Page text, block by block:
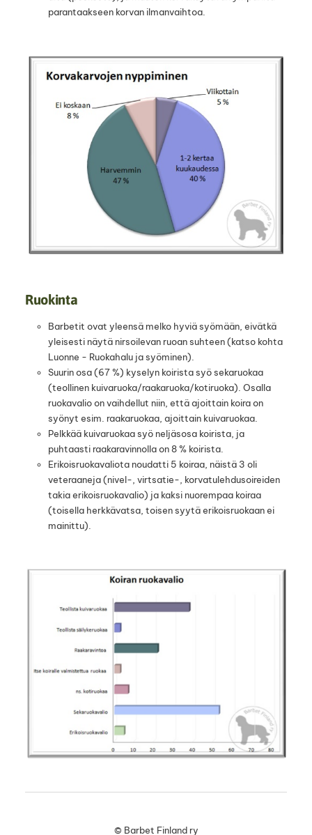
parantaakseen korvan ilmanvaihtoa.
Ruokinta
Barbetit ovat yleensä melko hyviä syömään, eivätkä
yleisesti näytä nirsoilevan ruoan suhteen (katso kohta
Luonne - Ruokahalu ja syöminen).
Suurin osa (67 %) kyselyn koirista syö sekaruokaa
(teollinen kuivaruoka/raakaruoka/kotiruoka). Osalla
ruokavalio on vaihdellut niin, että ajoittain koira on
syönyt esim. raakaruokaa, ajoittain kuivaruokaa.
Pelkkää kuivaruokaa syö neljäsosa koirista, ja
puhtaasti raakaravinnolla on 8 % koirista.
Erikoisruokavaliota noudatti 5 koiraa, näistä 3 oli
veteraaneja (nivel-, virtsatie-, korvatulehdusoireiden
takia erikoisruokavalio) ja kaksi nuorempaa koiraa
(toisella herkkävatsa, toisen syytä erikoisruokaan ei
mainittu).
© Barbet Finland ry